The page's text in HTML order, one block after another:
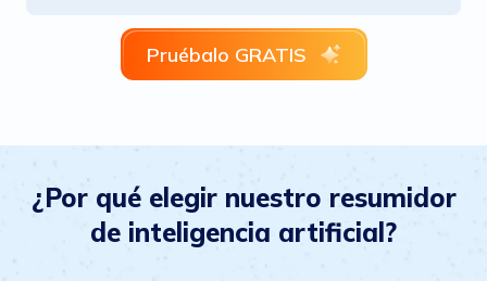
Pruébalo GRATIS
¿Por qué elegir nuestro resumidor
de inteligencia artificial?